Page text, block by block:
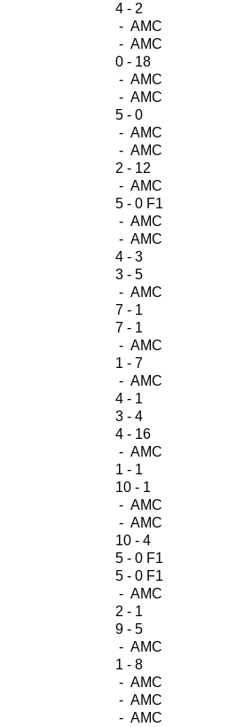
4 - 2
- AMC
- AMC
0 - 18
- AMC
- AMC
5 - 0
- AMC
- AMC
2 - 12
- AMC
5 - 0 F1
- AMC
- AMC
4 - 3
3 - 5
- AMC
7 - 1
7 - 1
- AMC
1 - 7
- AMC
4 - 1
3 - 4
4 - 16
- AMC
1 - 1
10 - 1
- AMC
- AMC
10 - 4
5 - 0 F1
5 - 0 F1
- AMC
2 - 1
9 - 5
- AMC
1 - 8
- AMC
- AMC
- AMC